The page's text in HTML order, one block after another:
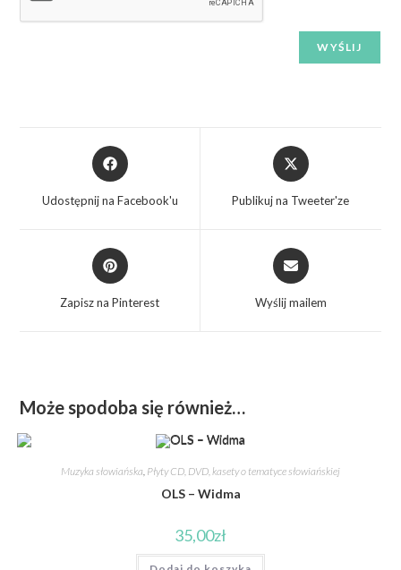
Udostępnij na Facebook'u Publikuj na Tweeter'ze
Zapisz na Pinterest Wyślij mailem
Może spodoba się również…
Muzyka słowiańska Płyty CD, DVD, kasety o tematyce słowiańskiej
OLS – Widma
35,00zł